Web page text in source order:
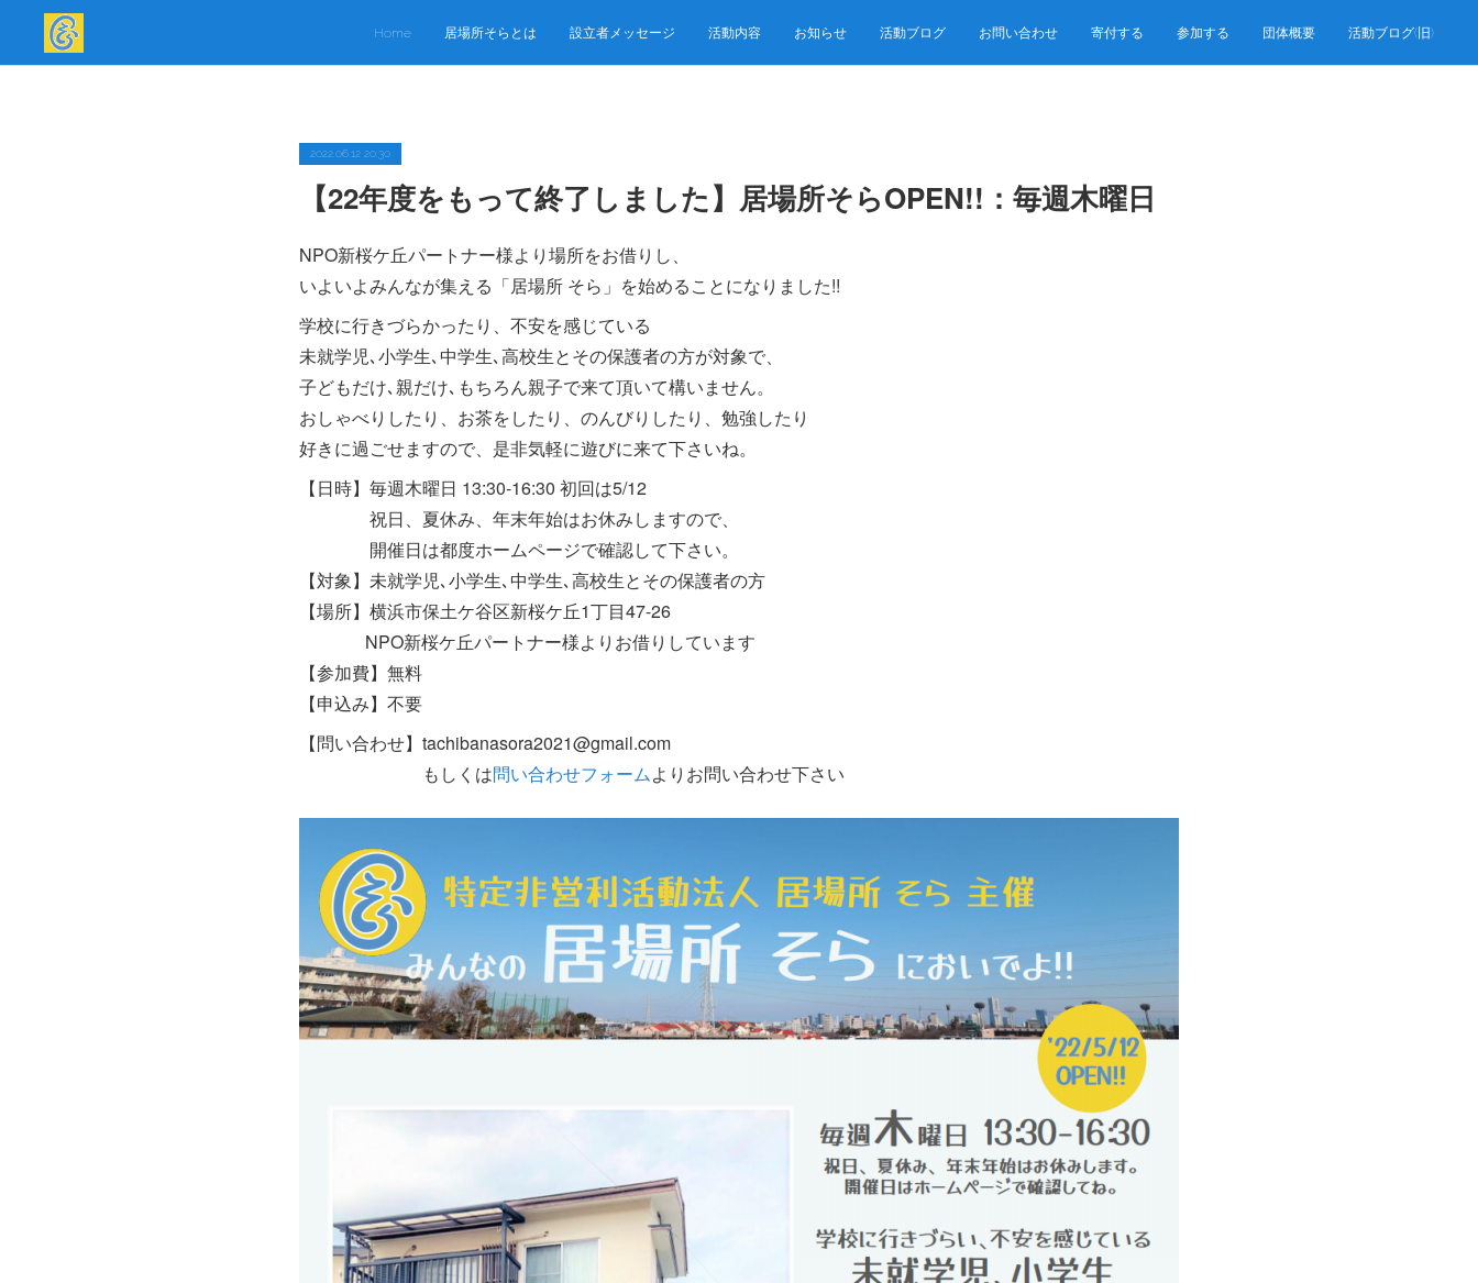
Home 居場所そらとは 設立者メッセージ 活動内容 お知らせ 活動ブログ お問い合わせ 寄付する 参加する 団体概要 活動ブログ(旧)
2022.06.12 20:30
【22年度をもって終了しました】居場所そらOPEN!!：毎週木曜日
NPO新桜ケ丘パートナー様より場所をお借りし、
いよいよみんなが集える「居場所 そら」を始めることになりました!!
学校に行きづらかったり、不安を感じている
未就学児､小学生､中学生､高校生とその保護者の方が対象で、
子どもだけ､親だけ､もちろん親子で来て頂いて構いません。
おしゃべりしたり、お茶をしたり、のんびりしたり、勉強したり
好きに過ごせますので、是非気軽に遊びに来て下さいね。
【日時】毎週木曜日 13:30-16:30 初回は5/12
祝日、夏休み、年末年始はお休みしますので、
開催日は都度ホームページで確認して下さい。
【対象】未就学児､小学生､中学生､高校生とその保護者の方
【場所】横浜市保土ケ谷区新桜ケ丘1丁目47-26
NPO新桜ケ丘パートナー様よりお借りしています
【参加費】無料
【申込み】不要
【問い合わせ】tachibanasora2021@gmail.com
もしくは問い合わせフォームよりお問い合わせ下さい